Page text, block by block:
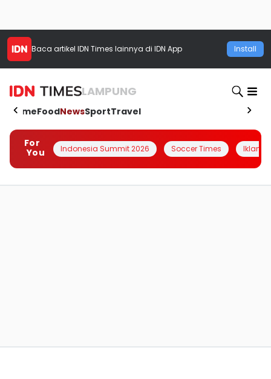
Baca artikel IDN Times lainnya di IDN App Install
LAMPUNG
HomeFoodNewsSportTravel
For
You
Indonesia Summit 2026 Soccer Times Iklanin